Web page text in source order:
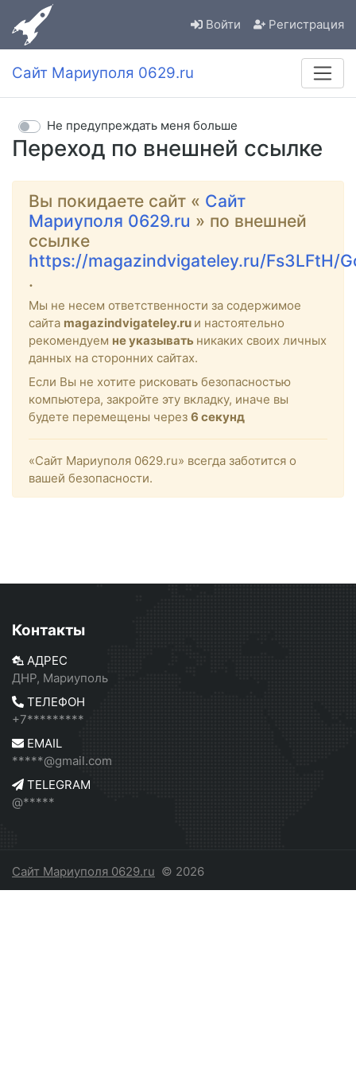
Войти Регистрация
Сайт Мариуполя 0629.ru
Переход по внешней ссылке
Не предупреждать меня больше
Вы покидаете сайт « Сайт
Мариуполя 0629.ru » по внешней
ссылке
https://magazindvigateley.ru/Fs3LFtH/
.
Мы не несем ответственности за содержимое
сайта magazindvigateley.ru и настоятельно
рекомендуем не указывать никаких своих личных
данных на сторонних сайтах.
Если Вы не хотите рисковать безопасностью
компьютера, закройте эту вкладку, иначе вы
будете перемещены через 6 секунд
«Сайт Мариуполя 0629.ru» всегда заботится о
вашей безопасности.
Контакты
АДРЕС
ДНР, Мариуполь
ТЕЛЕФОН
+7*********
EMAIL
*****@gmail.com
TELEGRAM
@*****
Сайт Мариуполя 0629.ru © 2026